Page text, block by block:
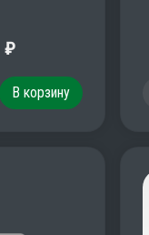
₽
В корзину